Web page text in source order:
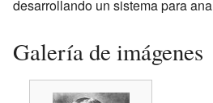
desarrollando un sistema para
Galería de imágenes